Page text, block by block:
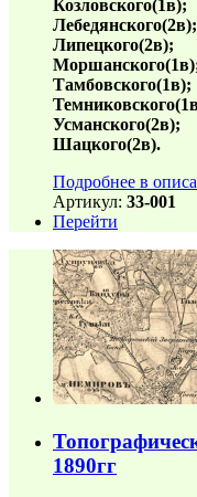
Козловского(1в);
Лебедянского(2в);
Липецкого(2в);
Тамбовского(1в);
Усманского(2в);
Шацкого(2в).
Подробнее в
Артикул: 33-001
Перейти
1890гг